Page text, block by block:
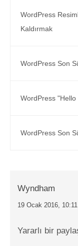
WordPress
Kaldırmak
WordPress Son
WordPress
WordPress Son
Wyndham
19 Ocak 2016, 10:11
Yararlı bir